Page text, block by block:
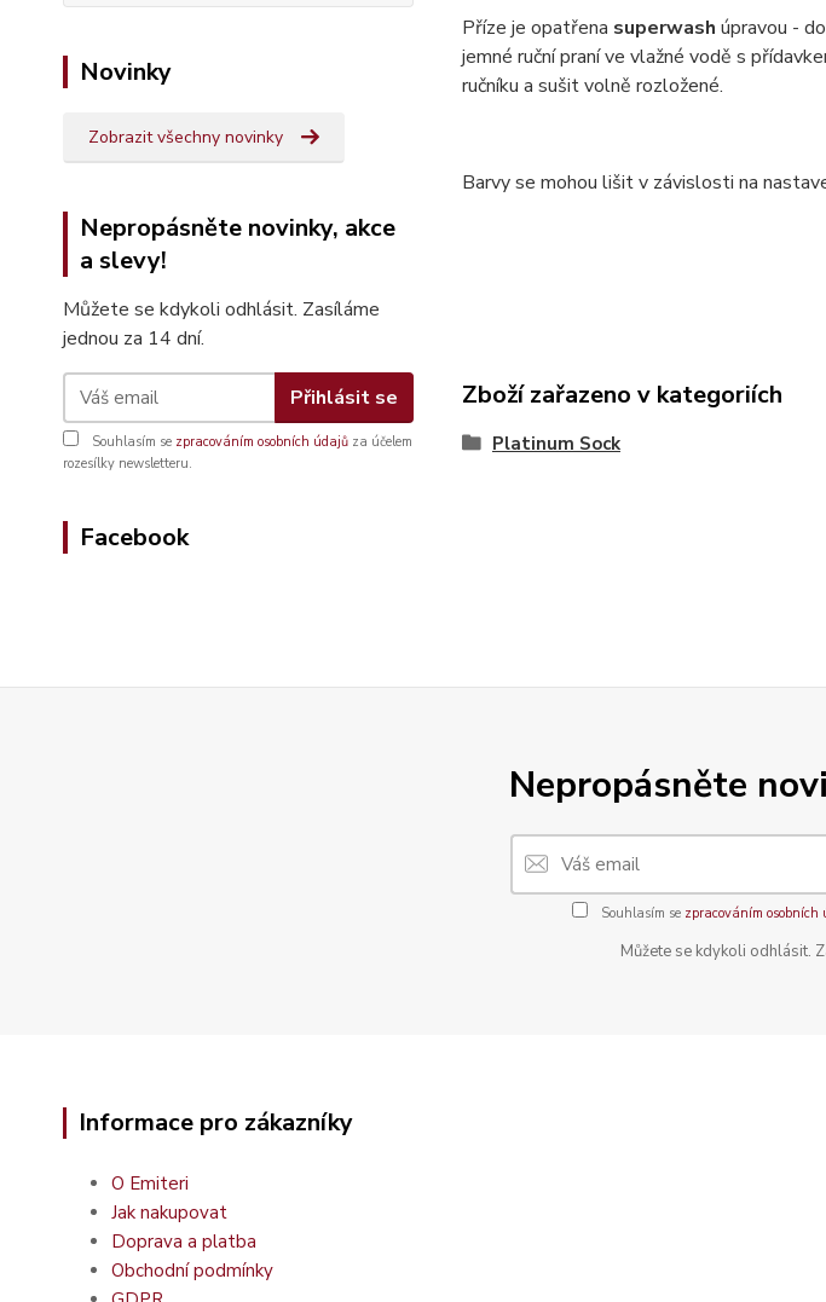
Novinky
Zobrazit všechny novinky
Nepropásněte novinky, akce
a slevy!
Můžete se kdykoli odhlásit. Zasíláme
jednou za 14 dní.
Přihlásit se
Souhlasím se zpracováním osobních údajů za účelem
rozesílky newsletteru.
Facebook
Příze je opatřena superwash úpravou -
jemné ruční praní ve vlažné vodě s
ručníku a sušit volně rozložené.
Barvy se mohou lišit v závislosti na
Zboží zařazeno v kategoriích
Platinum Sock
Nepropásněte
Souhlasím se zpracováním osobních
Můžete se kdykoli odhlásit.
Informace pro zákazníky
O Emiteri
Jak nakupovat
Doprava a platba
Obchodní podmínky